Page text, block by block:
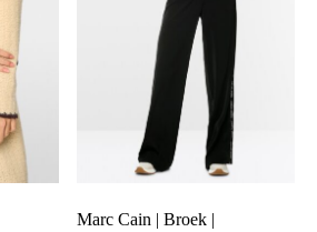
Marc Cain | Broek |